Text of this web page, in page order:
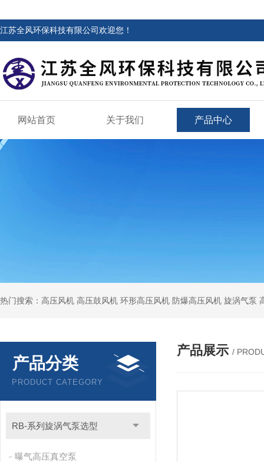
江苏全风环保科技有限公司欢迎您！
网站首页 关于我们 产品中心
热门搜索：高压风机 高压鼓风机 环形高压风机 防爆高压风机 旋涡气泵
产品分类
PRODUCT CATEGORY
RB-系列旋涡气泵选型
曝气高压真空泵
产品展示 /